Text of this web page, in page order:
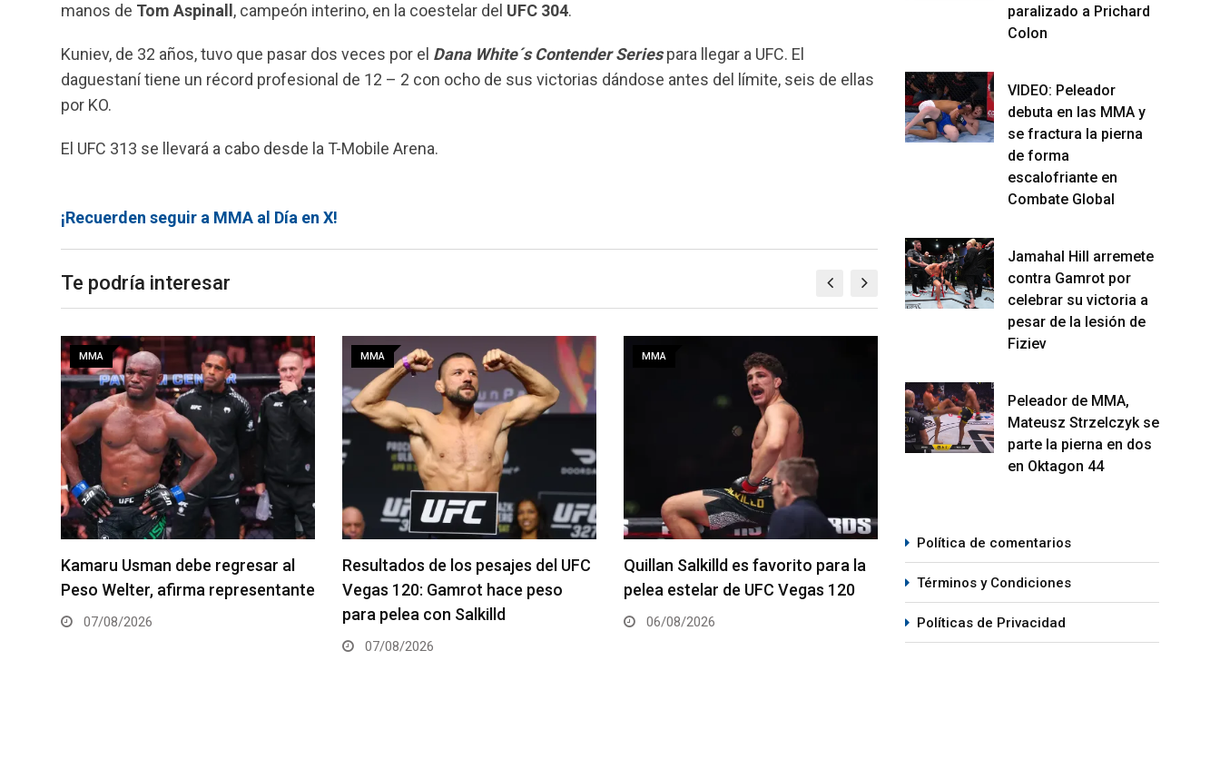
manos de Tom Aspinall , campeón interino, en la coestelar del UFC 304.
Kuniev, de 32 años, tuvo que pasar dos veces por el Dana White´s Contender Seriespara llegar a UFC. El
daguestaní tiene un récord profesional de 12 – 2 con ocho de sus victorias dándose antes del límite, seis de ellas
por KO.
El UFC 313 se llevará a cabo desde la T-Mobile Arena.
¡Recuerden seguir a MMA al Día en X!
Te podría interesar
MMA
Resultados de los pesajes del UFC
Vegas 120: Gamrot hace peso
para pelea con Salkilld
MMA
Quillan Salkilld es favorito para la
pelea estelar de UFC Vegas 120
06/08/2026
MMA
Se anuncia la cartelera completa
del UFC 331
06/08/2026
La hija de Frank Mir competirá en
el Dana White’s Contender Series
05/08/2026
paralizado a Prichard
Colon
VIDEO: Peleador
debuta en las MMA y
se fractura la pierna
de forma
escalofriante en
Combate Global
Jamahal Hill arremete
contra Gamrot por
celebrar su victoria a
pesar de la lesión de
Fiziev
Peleador de MMA,
Mateusz Strzelczyk se
parte la pierna en dos
en Oktagon 44
Política de comentarios
Términos y Condiciones
Políticas de Privacidad